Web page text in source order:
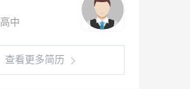
高中
查看更多简历